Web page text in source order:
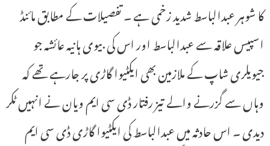
کا شوہر عبدالباسط شدید زخمی ہے ۔ تفصیلات کے مطابق مائنڈ
اسپیس علاقہ سے عبدالباسط اور اس کی بیوی ہانیہ عائشہ جو
جیویلری شاپ کے ملازمین بھی ایکٹیوا گاڑی پر جارہے تھے کہ
وہاں سے گزرنے والے تیز رفتار ڈی سی ایم ویان نے انہیں ٹکر
دیدی ۔ اس حادثہ میں عبدالباسط کی ایکٹیوا گاڑی ڈی سی ایم